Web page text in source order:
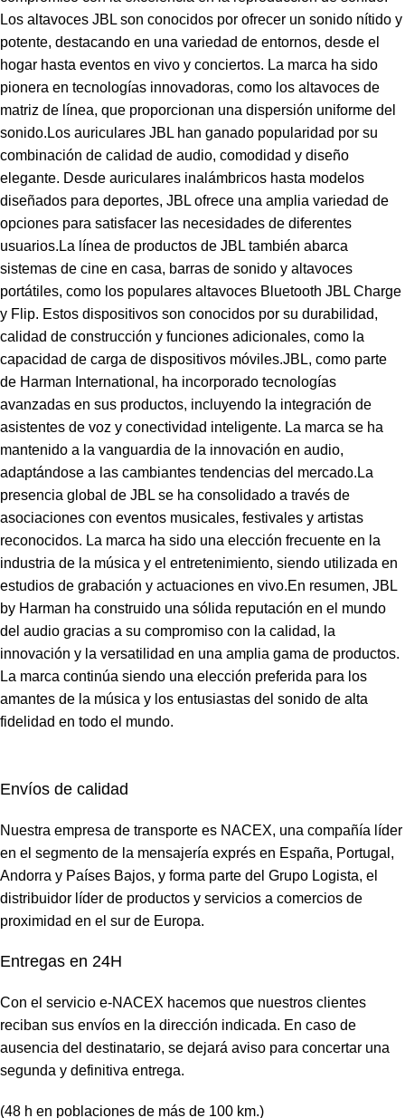
Los altavoces JBL son conocidos por ofrecer un sonido nítido y
potente, destacando en una variedad de entornos, desde el
hogar hasta eventos en vivo y conciertos. La marca ha sido
pionera en tecnologías innovadoras, como los altavoces de
matriz de línea, que proporcionan una dispersión uniforme del
sonido.Los auriculares JBL han ganado popularidad por su
combinación de calidad de audio, comodidad y diseño
elegante. Desde auriculares inalámbricos hasta modelos
diseñados para deportes, JBL ofrece una amplia variedad de
opciones para satisfacer las necesidades de diferentes
usuarios.La línea de productos de JBL también abarca
sistemas de cine en casa, barras de sonido y altavoces
portátiles, como los populares altavoces Bluetooth JBL Charge
y Flip. Estos dispositivos son conocidos por su durabilidad,
calidad de construcción y funciones adicionales, como la
capacidad de carga de dispositivos móviles.JBL, como parte
de Harman International, ha incorporado tecnologías
avanzadas en sus productos, incluyendo la integración de
asistentes de voz y conectividad inteligente. La marca se ha
mantenido a la vanguardia de la innovación en audio,
adaptándose a las cambiantes tendencias del mercado.La
presencia global de JBL se ha consolidado a través de
asociaciones con eventos musicales, festivales y artistas
reconocidos. La marca ha sido una elección frecuente en la
industria de la música y el entretenimiento, siendo utilizada en
estudios de grabación y actuaciones en vivo.En resumen, JBL
by Harman ha construido una sólida reputación en el mundo
del audio gracias a su compromiso con la calidad, la
innovación y la versatilidad en una amplia gama de productos.
La marca continúa siendo una elección preferida para los
amantes de la música y los entusiastas del sonido de alta
fidelidad en todo el mundo.
Envíos de calidad
Nuestra empresa de transporte es NACEX, una compañía líder
en el segmento de la mensajería exprés en España, Portugal,
Andorra y Países Bajos, y forma parte del Grupo Logista, el
distribuidor líder de productos y servicios a comercios de
proximidad en el sur de Europa.
Entregas en 24H
Con el servicio e-NACEX hacemos que nuestros clientes
reciban sus envíos en la dirección indicada. En caso de
ausencia del destinatario, se dejará aviso para concertar una
segunda y definitiva entrega.
(48 h en poblaciones de más de 100 km.)